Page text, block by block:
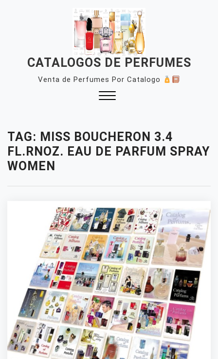
CATALOGOS DE PERFUMES
Venta de Perfumes Por Catalogo
TAG: MISS BOUCHERON 3.4
FL.RNOZ. EAU DE PARFUM SPRAY
WOMEN